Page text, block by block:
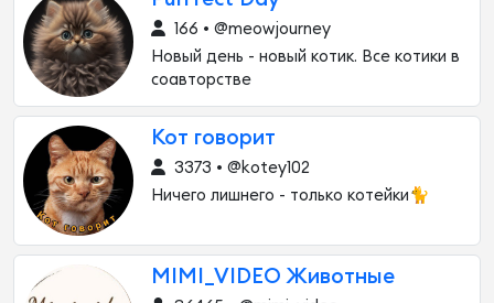
166 • @meowjourney
Новый день - новый котик. Все котики в
соавторстве
Кот говорит
3373 • @kotey102
Ничего лишнего - только котейки🐈
MIMI_VIDEO Животные